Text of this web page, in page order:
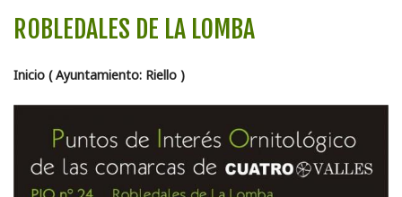
ROBLEDALES DE LA LOMBA
Inicio ( Ayuntamiento: Riello )